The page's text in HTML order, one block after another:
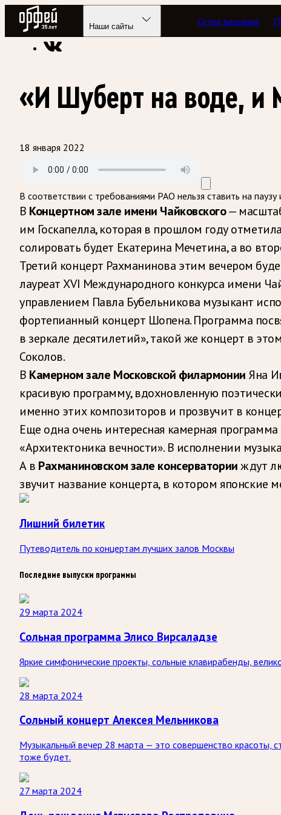
Радио Орфей
Наши сайты Сетка вещания
Радио классической музыки «Орфей» Подкасты Лишний
«И Шуберт на воде, и
18 января 2022
В соответствии с требованиями РАО нельзя ставить на
В Концертном зале имени Чайковского—
им Госкапелла, которая в прошлом году
солировать будет Екатерина Мечетина, а во
Третий концерт Рахманинова этим вечером
лауреат ХVI Международного конкурса имени
управлением Павла Бубельникова музыкант
фортепианный концерт Шопена. Программа
в зеркале десятилетий», такой же концерт в
Соколов.
В Камерном зале Московской филармонии Яна
красивую программу, вдохновленную
именно этих композиторов и прозвучит в
Еще одна очень интересная камерная
«Архитектоника вечности». В исполнении
А в Рахманиновском зале консерваторииждут
звучит название концерта, в котором японские
Лишний билетик
Путеводитель по концертам лучших залов Москвы
Последние выпуски программы
29 марта 2024
Сольная программа Элисо Вирсаладзе
Яркие симфонические проекты, сольные клавирабенды,
28 марта 2024
Сольный концерт Алексея Мельникова
Музыкальный вечер 28 марта — это совершенство красоты,
тоже будет.
27 марта 2024